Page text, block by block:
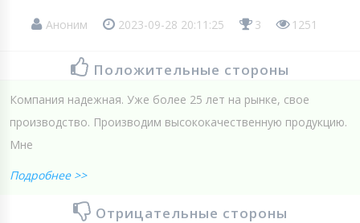
Аноним 2023-09-28 20:11:25 3 1251
Положительные стороны
Компания надежная. Уже более 25 лет на рынке, свое
производство. Производим высококачественную продукцию.
Мне
Подробнее >>
Отрицательные стороны